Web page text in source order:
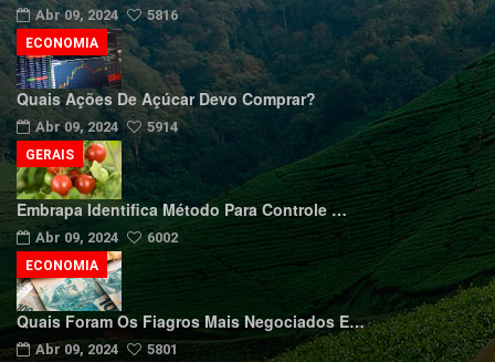
Abr 09, 2024 5816
Quais Ações De Açúcar Devo Comprar?
Abr 09, 2024 5914
ECONOMIA
Embrapa Identifica Método Para Controle …
Abr 09, 2024 6002
GERAIS
Quais Foram Os Fiagros Mais Negociados E…
Abr 09, 2024 5801
ECONOMIA